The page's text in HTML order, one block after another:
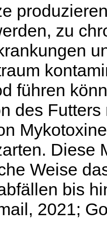
zu
führen
des
Diese
Weise
bis
2021;